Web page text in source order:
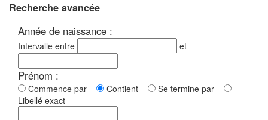
Recherche avancée
Année de naissance :
Intervalle entre et
Prénom :
Commence par Contient
Se termine par
Libellé exact